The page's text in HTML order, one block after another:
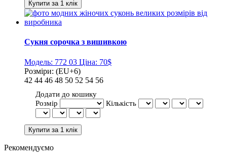
Сукня сорочка з вишивкою
Модель: 772 03 Ціна: 70$
Розміри: (EU+6)
42 44 46 48 50 52 54 56
Додати до кошику
Розмір
Кількість
Рекомендуємо